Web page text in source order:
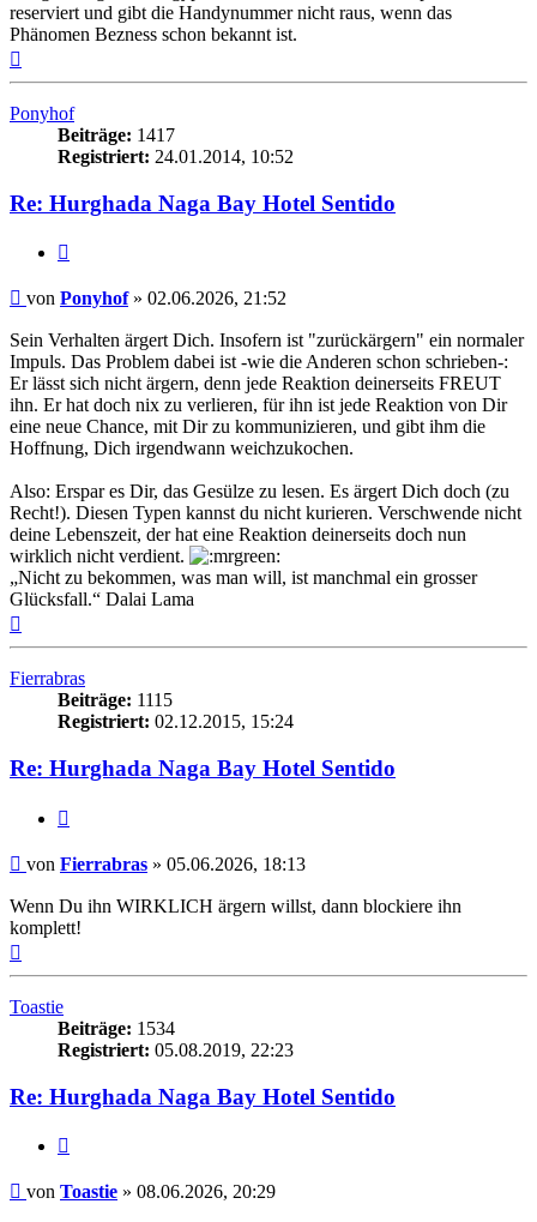
reserviert und gibt die Handynummer nicht raus, wenn das
Phänomen Bezness schon bekannt ist.
Ponyhof
Beiträge: 1417
Registriert: 24.01.2014, 10:52
Re: Hurghada Naga Bay Hotel Sentido
Beitrag
von Ponyhof» 02.06.2026, 21:52
Sein Verhalten ärgert Dich. Insofern ist "zurückärgern" ein normaler
Impuls. Das Problem dabei ist -wie die Anderen schon schrieben-:
Er lässt sich nicht ärgern, denn jede Reaktion deinerseits FREUT
ihn. Er hat doch nix zu verlieren, für ihn ist jede Reaktion von Dir
eine neue Chance, mit Dir zu kommunizieren, und gibt ihm die
Hoffnung, Dich irgendwann weichzukochen.
Also: Erspar es Dir, das Gesülze zu lesen. Es ärgert Dich doch (zu
Recht!). Diesen Typen kannst du nicht kurieren. Verschwende nicht
deine Lebenszeit, der hat eine Reaktion deinerseits doch nun
wirklich nicht verdient.
„Nicht zu bekommen, was man will, ist manchmal ein grosser
Glücksfall.“ Dalai Lama
oben
Fierrabras
Beiträge: 1115
Registriert: 02.12.2015, 15:24
Re: Hurghada Naga Bay Hotel Sentido
Beitrag
von Fierrabras » 05.06.2026, 18:13
Wenn Du ihn WIRKLICH ärgern willst, dann blockiere ihn
komplett!
Toastie
Beiträge: 1534
Registriert: 05.08.2019, 22:23
Re: Hurghada Naga Bay Hotel Sentido
Beitrag
von Toastie » 08.06.2026, 20:29